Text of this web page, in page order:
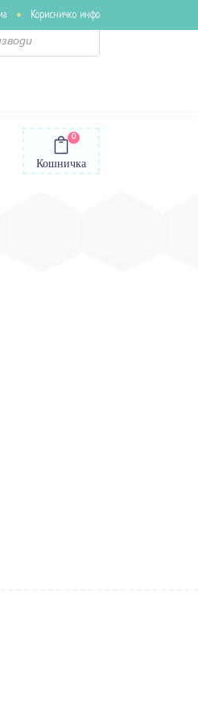
Корисничко инфо
Кошничка
0